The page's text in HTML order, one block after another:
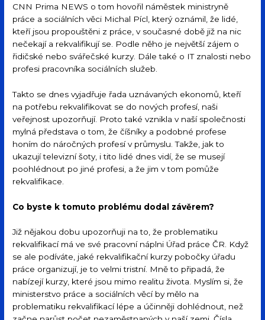
CNN Prima NEWS o tom hovořil náměstek ministryně
práce a sociálních věci Michal Pícl, který oznámil, že lidé,
kteří jsou propouštěni z práce, v současné době již na nic
nečekají a rekvalifikují se. Podle něho je největší zájem o
řidičské nebo svářečské kurzy. Dále také o IT znalosti nebo
profesi pracovníka sociálních služeb.
Takto se dnes vyjadřuje řada uznávaných ekonomů, kteří
na potřebu rekvalifikovat se do nových profesí, naši
veřejnost upozorňují. Proto také vznikla v naší společnosti
mylná představa o tom, že číšníky a podobné profese
honím do náročných profesí v průmyslu. Takže, jak to
ukazují televizní šoty, i tito lidé dnes vidí, že se musejí
poohlédnout po jiné profesi, a že jim v tom pomůže
rekvalifikace.
Co byste k tomuto problému dodal závěrem?
Již nějakou dobu upozorňuji na to, že problematiku
rekvalifikací má ve své pracovní náplni Úřad práce ČR. Když
se ale podíváte, jaké rekvalifikační kurzy pobočky úřadu
práce organizují, je to velmi tristní. Mně to připadá, že
nabízejí kurzy, které jsou mimo realitu života. Myslím si, že
ministerstvo práce a sociálních věcí by mělo na
problematiku rekvalifikací lépe a účinněji dohlédnout, než